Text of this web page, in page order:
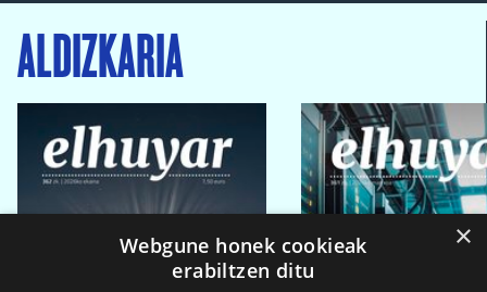
ALDIZKARIA
×
Webgune honek cookieak
erabiltzen ditu